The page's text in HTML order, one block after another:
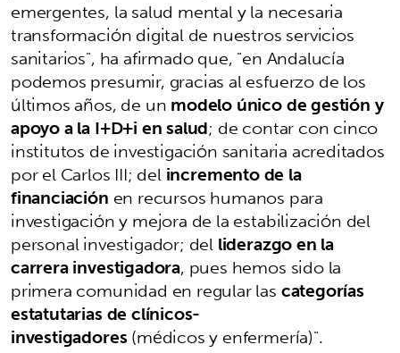
emergentes, la salud mental y la necesaria
transformación digital de nuestros servicios
sanitarios", ha afirmado que, "en Andalucía
podemos presumir, gracias al esfuerzo de los
últimos años, de unmodelo único de gestión y
apoyo a la I+D+i en salud; de contar con cinco
institutos de investigación sanitaria acreditados
por el Carlos III; delincremento de la
financiación en recursos humanos para
investigación y mejora de la estabilización del
personal investigador; delliderazgo en la
carrera investigadora, pues hemos sido la
primera comunidad en regular lascategorías
estatutarias de clínicos-
investigadores(médicos y enfermería)".